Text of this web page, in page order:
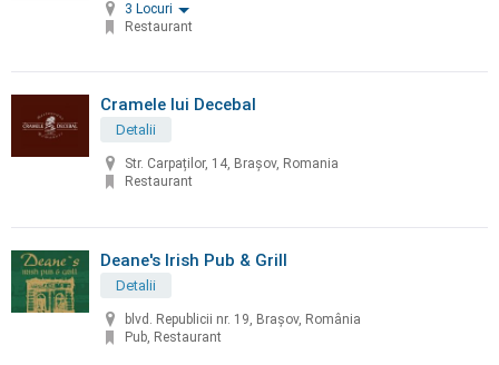
3 Locuri
Restaurant
Cramele lui Decebal
Detalii
Str. Carpaților, 14, Brașov, Romania
Restaurant
Deane's Irish Pub & Grill
Detalii
blvd. Republicii nr. 19, Brașov, România
Pub, Restaurant